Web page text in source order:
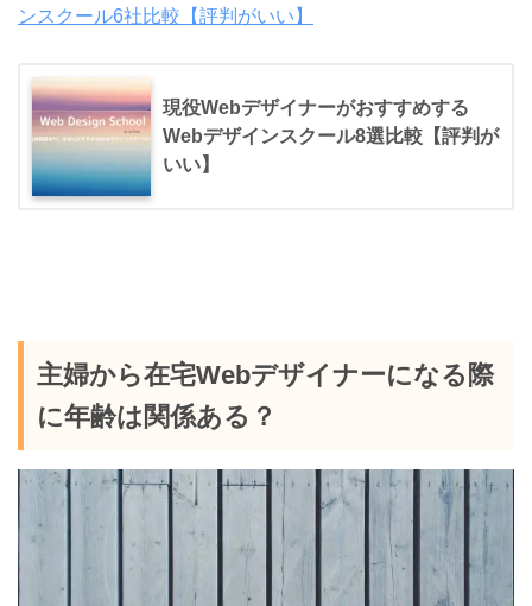
ンスクール6社比較【評判がいい】
現役Webデザイナーがおすすめする
Webデザインスクール8選比較【評判が
いい】
主婦から在宅Webデザイナーになる際
に年齢は関係ある？